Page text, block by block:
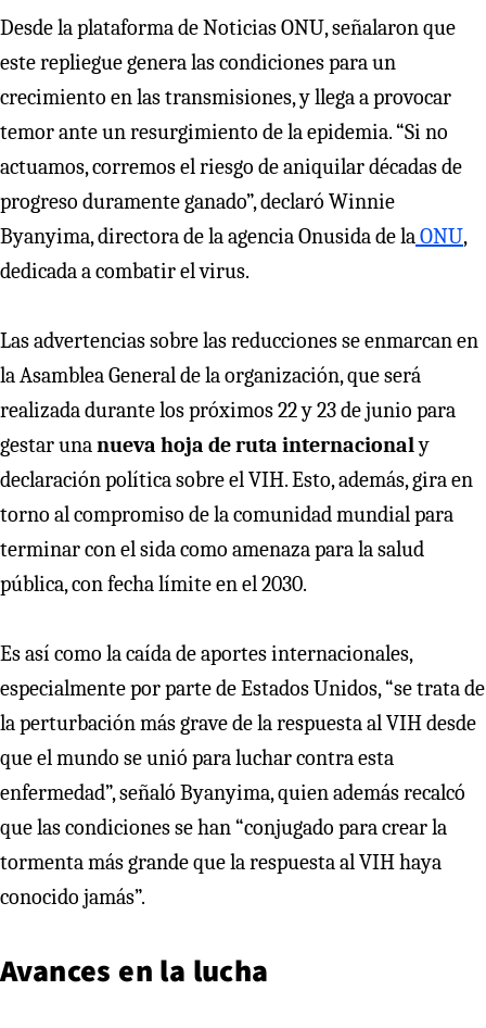
Desde la plataforma de Noticias ONU, señalaron que
este repliegue genera las condiciones para un
crecimiento en las transmisiones, y llega a provocar
temor ante un resurgimiento de la epidemia. “Si no
actuamos, corremos el riesgo de aniquilar décadas de
progreso duramente ganado”, declaró Winnie
Byanyima, directora de la agencia Onusida de laONU,
dedicada a combatir el virus.
Las advertencias sobre las reducciones se enmarcan en
la Asamblea General de la organización, que será
realizada durante los próximos 22 y 23 de junio para
gestar unanueva hoja de ruta internacionaly
declaración política sobre el VIH. Esto, además, gira en
torno al compromiso de la comunidad mundial para
terminar con el sida como amenaza para la salud
pública, con fecha límite en el 2030.
Es así como la caída de aportes internacionales,
especialmente por parte de Estados Unidos, “se trata de
la perturbación más grave de la respuesta al VIH desde
que el mundo se unió para luchar contra esta
enfermedad”, señaló Byanyima, quien además recalcó
que las condiciones se han “conjugado para crear la
tormenta más grande que la respuesta al VIH haya
conocido jamás”.
Avances en la lucha